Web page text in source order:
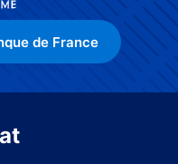
de France